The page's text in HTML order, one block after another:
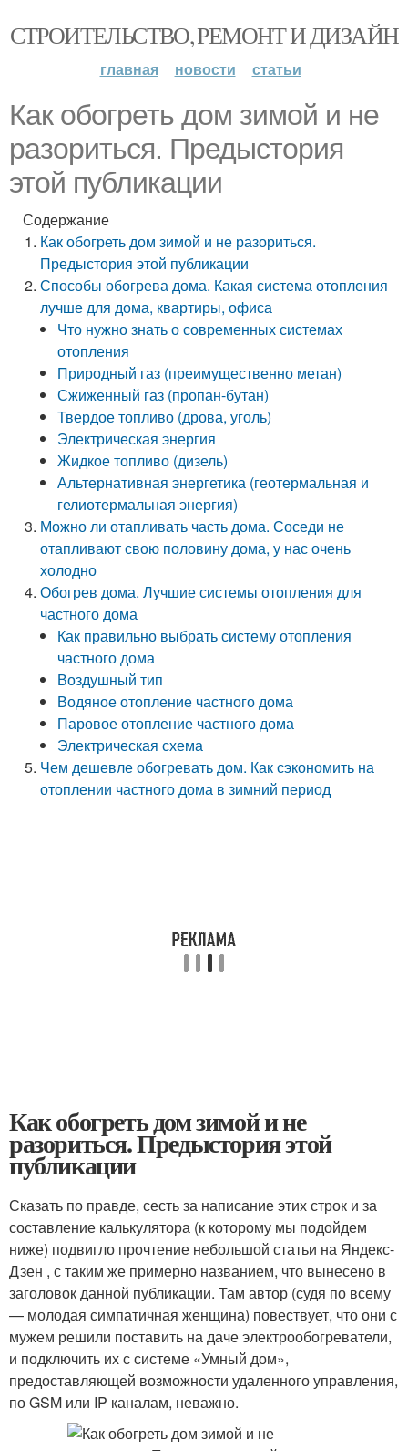
СТРОИТЕЛЬСТВО, РЕМОНТ И ДИЗАЙН
главная новости статьи
Как обогреть дом зимой и не
разориться. Предыстория
этой публикации
Содержание
Как обогреть дом зимой и не разориться.
Предыстория этой публикации
Способы обогрева дома. Какая система отопления
лучше для дома, квартиры, офиса
Что нужно знать о современных системах
отопления
Природный газ (преимущественно метан)
Сжиженный газ (пропан-бутан)
Твердое топливо (дрова, уголь)
Электрическая энергия
Жидкое топливо (дизель)
Альтернативная энергетика (геотермальная и
гелиотермальная энергия)
Можно ли отапливать часть дома. Соседи не
отапливают свою половину дома, у нас очень
холодно
Обогрев дома. Лучшие системы отопления для
частного дома
Как правильно выбрать систему отопления
частного дома
Воздушный тип
Водяное отопление частного дома
Паровое отопление частного дома
Электрическая схема
Чем дешевле обогревать дом. Как сэкономить на
отоплении частного дома в зимний период
Как обогреть дом зимой и не
разориться. Предыстория этой
публикации
Сказать по правде, сесть за написание этих строк и за
составление калькулятора (к которому мы подойдем
ниже) подвигло прочтение небольшой статьи на Яндекс-
Дзен , с таким же примерно названием, что вынесено в
заголовок данной публикации. Там автор (судя по всему
— молодая симпатичная женщина) повествует, что они с
мужем решили поставить на даче электрообогреватели,
и подключить их с системе «Умный дом»,
предоставляющей возможности удаленного управления,
по GSM или IP каналам, неважно.